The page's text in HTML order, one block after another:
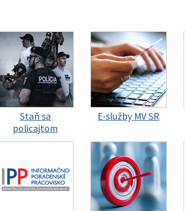
Staň sa
policajtom
E-služby MV SR